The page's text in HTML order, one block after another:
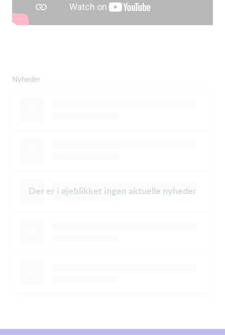
Nyheder
Der er i øjeblikket ingen aktuelle nyheder